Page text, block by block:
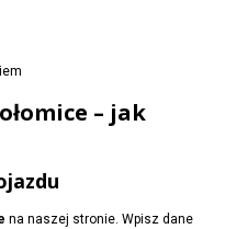
– jak
na naszej stronie. Wpisz dane